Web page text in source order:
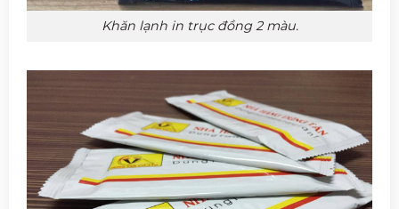
Khăn lạnh in trục đồng 2 màu.